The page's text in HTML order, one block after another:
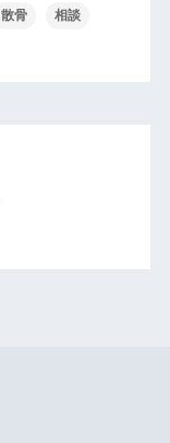
散骨 相談